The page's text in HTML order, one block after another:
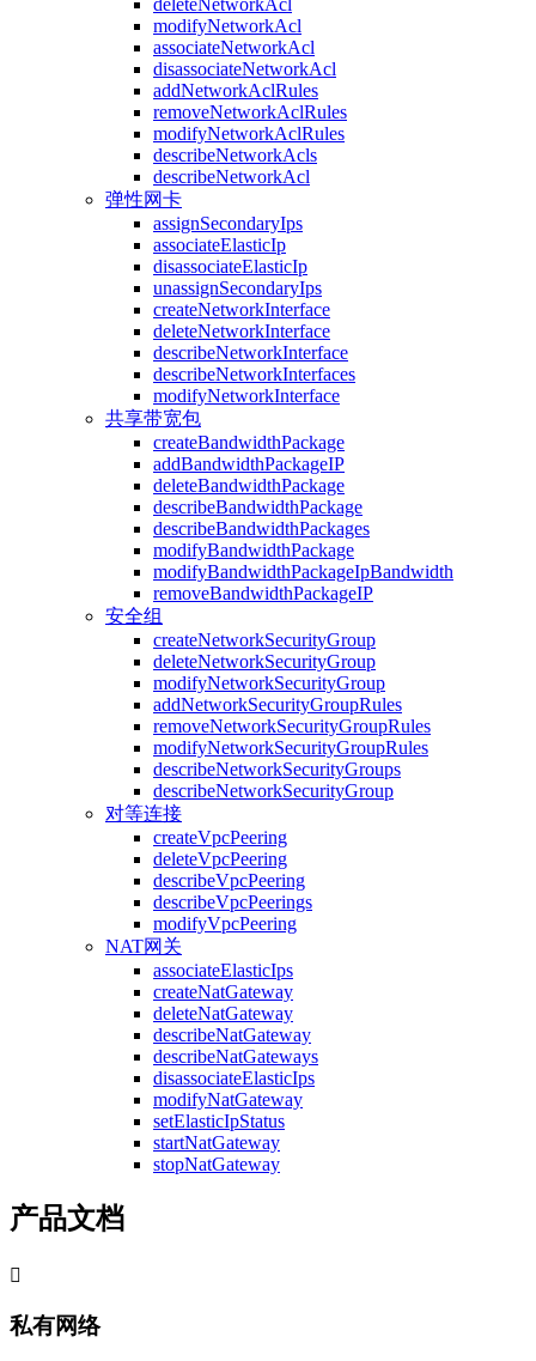
deleteNetworkAcl
modifyNetworkAcl
associateNetworkAcl
disassociateNetworkAcl
addNetworkAclRules
removeNetworkAclRules
modifyNetworkAclRules
describeNetworkAcls
describeNetworkAcl
弹性网卡
assignSecondaryIps
associateElasticIp
disassociateElasticIp
unassignSecondaryIps
createNetworkInterface
deleteNetworkInterface
describeNetworkInterface
describeNetworkInterfaces
modifyNetworkInterface
共享带宽包
createBandwidthPackage
addBandwidthPackageIP
deleteBandwidthPackage
describeBandwidthPackage
describeBandwidthPackages
modifyBandwidthPackage
modifyBandwidthPackageIpBandwidth
removeBandwidthPackageIP
安全组
createNetworkSecurityGroup
deleteNetworkSecurityGroup
modifyNetworkSecurityGroup
addNetworkSecurityGroupRules
removeNetworkSecurityGroupRules
modifyNetworkSecurityGroupRules
describeNetworkSecurityGroups
describeNetworkSecurityGroup
对等连接
createVpcPeering
deleteVpcPeering
describeVpcPeering
describeVpcPeerings
modifyVpcPeering
NAT网关
associateElasticIps
createNatGateway
deleteNatGateway
describeNatGateway
describeNatGateways
disassociateElasticIps
modifyNatGateway
setElasticIpStatus
startNatGateway
stopNatGateway
产品文档

私有网络